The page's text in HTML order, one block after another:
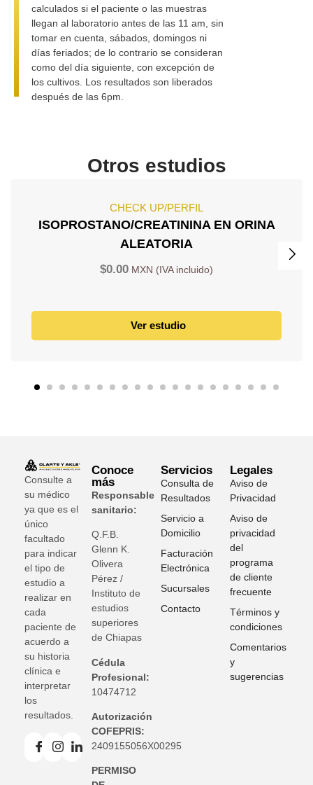
calculados si el paciente o las muestras
llegan al laboratorio antes de las 11 am, sin
tomar en cuenta, sábados, domingos ni
días feriados; de lo contrario se consideran
como del día siguiente, con excepción de
los cultivos. Los resultados son liberados
después de las 6pm.
Otros estudios
CHECK UP/PERFIL
ISOPROSTANO/CREATININA EN ORINA
ALEATORIA
$0.00
Ver estudio
Consulte a
su médico
ya que es el
único
facultado
para indicar
el tipo de
estudio a
realizar en
cada
paciente de
acuerdo a
su historia
clínica e
interpretar
los
resultados.
Conoce
más
Responsable
sanitario:
Q.F.B.
Glenn K
Olivera
Pérez /
Instituto de
estudios
superiores
de Chiapas
Cédula
Profesional:
10474712
Autorización
COFEPRIS:
2409155056X00295
PERMISO
Servicios
Consulta de
Resultados
Servicio a
Domicilio
Facturación
Electrónica
Sucursales
Contacto
Legales
Aviso de
Privacidad
Aviso de
privacidad
del
programa
de cliente
frecuente
Términos y
condiciones
Comentarios
y
sugerencias